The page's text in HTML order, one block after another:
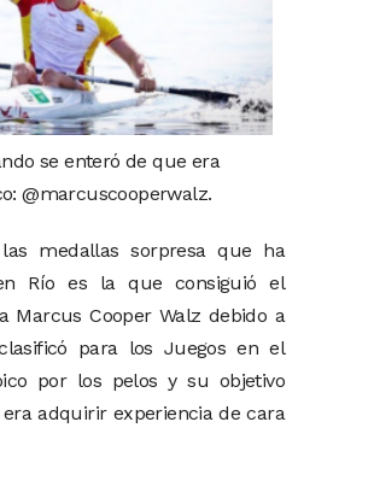
se enteró de que era
@marcuscooperwalz.
medallas sorpresa que ha
Río es la que consiguió el
Marcus Cooper Walz debido a
para los Juegos en el
por los pelos y su objetivo
adquirir experiencia de cara